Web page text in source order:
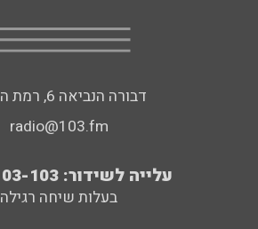
דבורה הנביאה 6, רמת השרון
radio@103.fm
עלייה לשידור: 0552-103-103
בעלות שיחה רגילה